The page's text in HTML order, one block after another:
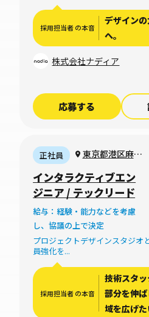
採用担当者 の本音
デザイン
へ。
株式会社ナディア
応募する
正社員
東京都港区麻布
台1-8-10 麻布偕
成ビル6F
インタラクティブエン
ジニア / テックリード
給与：経験・能力などを考慮
し、協議の上で決定
プロジェクトデザインスタジオ
員強化を...
採用担当者 の本音
技術スタ
部分を伸
域を広げた